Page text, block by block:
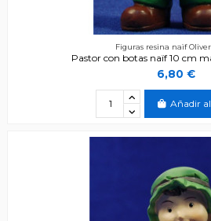
Figuras resina naïf
Pastor con botas naïf 10 cm
6,80 €
Añadir